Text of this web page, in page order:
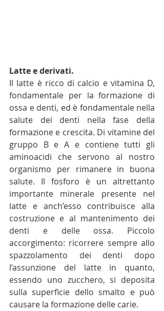
Latte e derivati.
Il latte è ricco di calcio e vitamina D,
fondamentale per la formazione di
ossa e denti, ed è fondamentale nella
salute dei denti nella fase della
formazione e crescita. Di vitamine del
gruppo B e A e contiene tutti gli
aminoacidi che servono al nostro
organismo per rimanere in buona
salute. Il fosforo è un altrettanto
importante minerale presente nel
latte e anch’esso contribuisce alla
costruzione e al mantenimento dei
denti e delle ossa. Piccolo
accorgimento: ricorrere sempre allo
spazzolamento dei denti dopo
l’assunzione del latte in quanto,
essendo uno zucchero, si deposita
sulla superficie dello smalto e può
causare la formazione delle carie.